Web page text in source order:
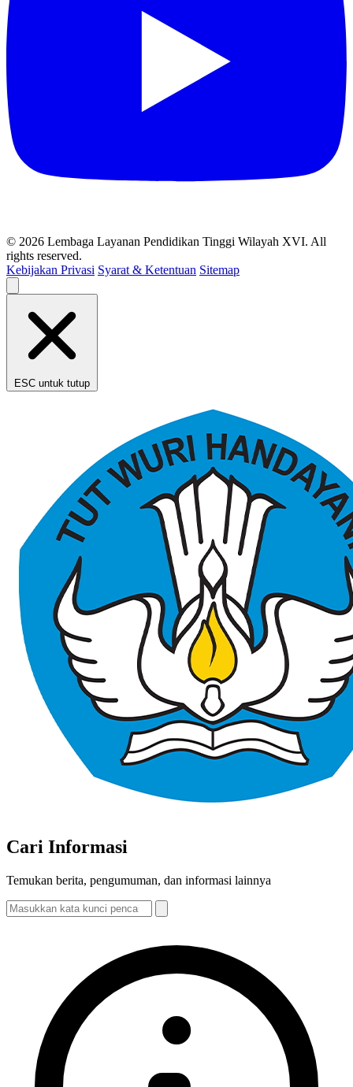
© 2026 Lembaga Layanan Pendidikan Tinggi Wilayah XVI. All
rights reserved.
Kebijakan Privasi Syarat & Ketentuan Sitemap
ESC untuk tutup
Cari Informasi
Temukan berita, pengumuman, dan informasi lainnya